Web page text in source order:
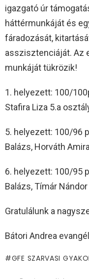
igazgató úr
háttérmunkáját és
fáradozását,
asszisztenciáját. Az
munkáját tükrözik!
1. helyezett: 100/
Stafira Liza 5.a
5. helyezett: 100/96
Balázs, Horváth
6. helyezett: 100/95
Balázs, Tímár
Gratulálunk a
Bátori Andrea
GFE SZARVASI